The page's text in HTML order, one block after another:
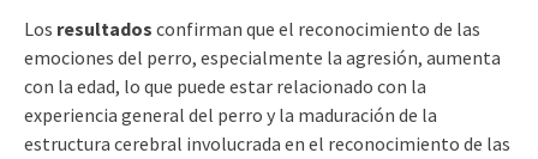
Los resultados confirman que el reconocimiento de las
emociones del perro, especialmente la agresión, aumenta
con la edad, lo que puede estar relacionado con la
experiencia general del perro y la maduración de la
estructura cerebral involucrada en el reconocimiento de las